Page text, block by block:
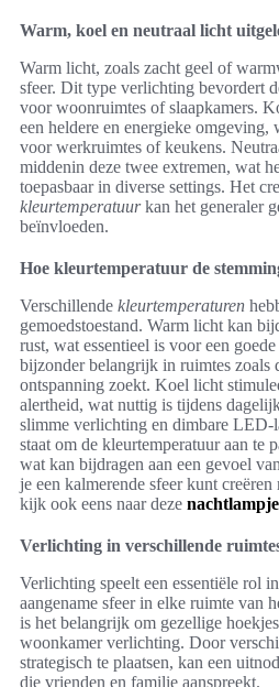
Warm, koel en neutraal licht
Warm licht, zoals zacht geel of
sfeer. Dit type verlichting bevordert
voor woonruimtes of slaapkamers.
een heldere en energieke omgeving,
voor werkruimtes of keukens.
middenin deze twee extremen, wat
toepasbaar in diverse settings. Het
kleurtemperatuurkan het generaler
beïnvloeden.
Hoe kleurtemperatuur de
Verschillende kleurtemperaturen
gemoedstoestand. Warm licht kan
rust, wat essentieel is voor een
bijzonder belangrijk in ruimtes zoals
ontspanning zoekt. Koel licht
alertheid, wat nuttig is tijdens
slimme verlichting en dimbare LED-
staat om de kleurtemperatuur aan te
wat kan bijdragen aan een gevoel
je een kalmerende sfeer kunt
kijk ook eens naar deze
Verlichting in verschillende
Verlichting speelt een essentiële rol
aangename sfeer in elke ruimte van
is het belangrijk om gezellige
woonkamer verlichting. Door
strategisch te plaatsen, kan een
die vrienden en familie aanspreekt.